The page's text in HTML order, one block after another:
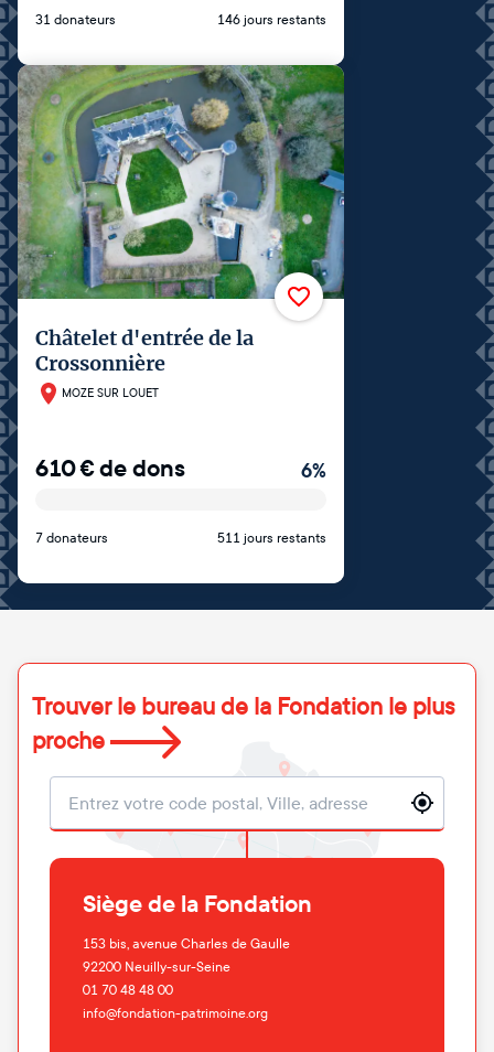
31 donateurs 146 jours restants
Châtelet d'entrée de la
Crossonnière
MOZE SUR LOUET
610€de dons 6%
7 donateurs 511 jours restants
Trouver le bureau de la Fondation le plus
proche
Localisation
Siège de la Fondation
153 bis, avenue Charles de Gaulle
92200 Neuilly-sur-Seine
01 70 48 48 00
info@fondation-patrimoine.org